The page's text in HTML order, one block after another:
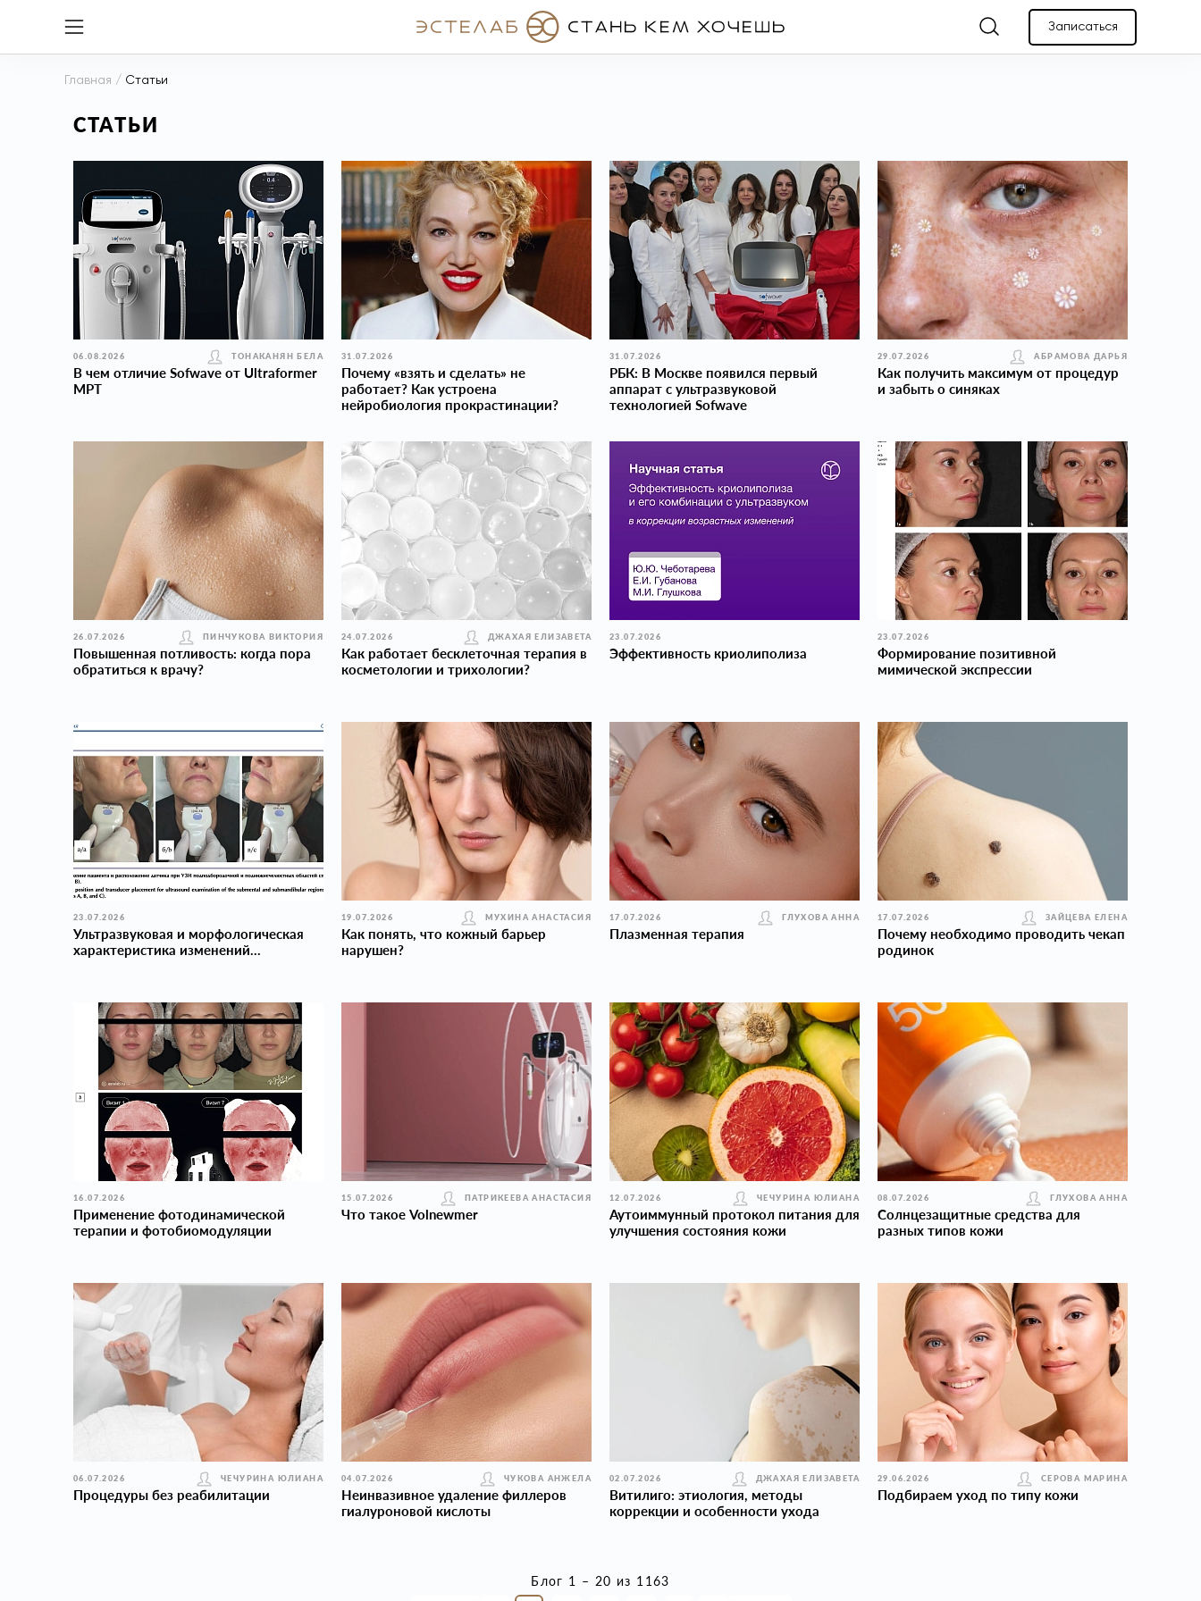
Записаться
Главная / Статьи
СТАТЬИ
06.08.2026 ТОНАКАНЯН БЕЛА
В чем отличие Sofwave от Ultraformer
MPT
31.07.2026
Почему «взять и сделать» не
работает? Как устроена
нейробиология прокраcтинации?
31.07.2026
РБК: В Москве появился первый
аппарат с ультразвуковой
технологией Sofwave
29.07.2026 АБРАМОВА ДАРЬЯ
Как получить максимум от процедур
и забыть о синяках
26.07.2026 ПИНЧУКОВА ВИКТОРИЯ
Повышенная потливость: когда пора
обратиться к врачу?
24.07.2026 ДЖАХАЯ ЕЛИЗАВЕТА
Как работает бесклеточная терапия в
косметологии и трихологии?
23.07.2026
Эффективность криолиполиза
23.07.2026
Формирование позитивной
мимической экспрессии
23.07.2026
Ультразвуковая и морфологическая
характеристика изменений...
19.07.2026 МУХИНА АНАСТАСИЯ
Как понять, что кожный барьер
нарушен?
17.07.2026 ГЛУХОВА АННА
Плазменная терапия
17.07.2026 ЗАЙЦЕВА ЕЛЕНА
Почему необходимо проводить чекап
родинок
16.07.2026
Применение фотодинамической
терапии и фотобиомодуляции
15.07.2026 ПАТРИКЕЕВА АНАСТАСИЯ
Что такое Volnewmer
12.07.2026 ЧЕЧУРИНА ЮЛИАНА
Аутоиммунный протокол питания для
улучшения состояния кожи
08.07.2026 ГЛУХОВА АННА
Солнцезащитные средства для
разных типов кожи
06.07.2026 ЧЕЧУРИНА ЮЛИАНА
Процедуры без реабилитации
04.07.2026 ЧУКОВА АНЖЕЛА
Неинвазивное удаление филлеров
гиалуроновой кислоты
02.07.2026 ДЖАХАЯ ЕЛИЗАВЕТА
Витилиго: этиология, методы
коррекции и особенности ухода
29.06.2026 СЕРОВА МАРИНА
Подбираем уход по типу кожи
Блог 1 – 20 из 1163